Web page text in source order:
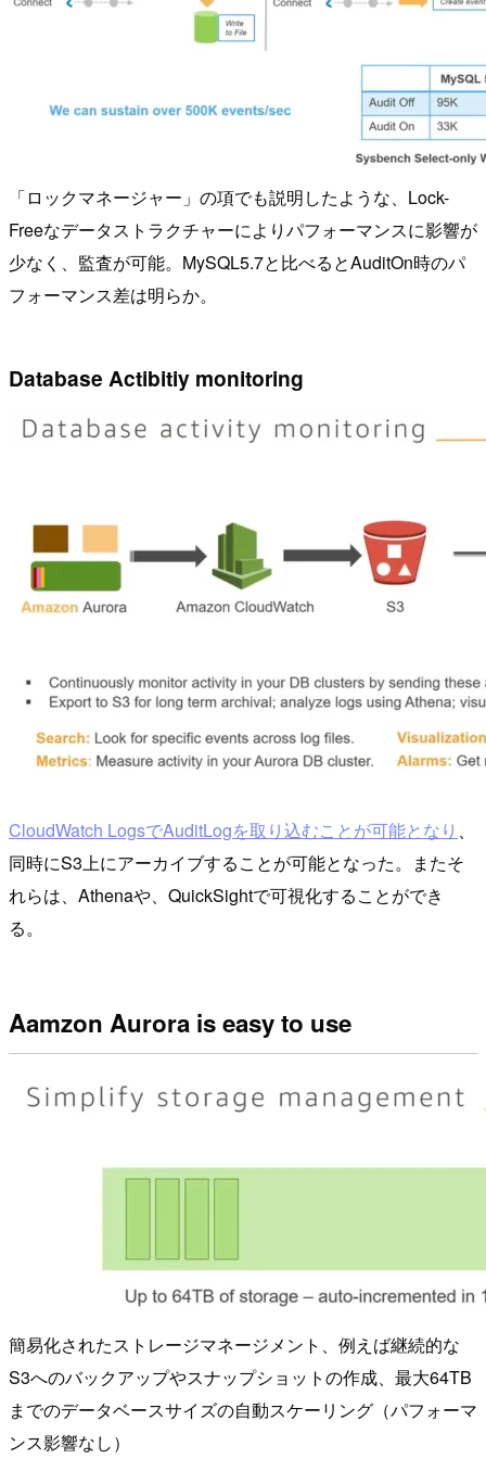
「ロックマネージャー」の項でも説明したような、Lock-
Freeなデータストラクチャーによりパフォーマンスに影響が
少なく、監査が可能。MySQL5.7と比べるとAuditOn時のパ
フォーマンス差は明らか。
Database Actibitiy monitoring
CloudWatch LogsでAuditLogを取り込むことが可能となり 、
同時にS3上にアーカイブすることが可能となった。またそ
れらは、Athenaや、QuickSightで可視化することができ
る。
Aamzon Aurora is easy to use
簡易化されたストレージマネージメント、例えば継続的な
S3へのバックアップやスナップショットの作成、最大64TB
までのデータベースサイズの自動スケーリング（パフォーマ
ンス影響なし）